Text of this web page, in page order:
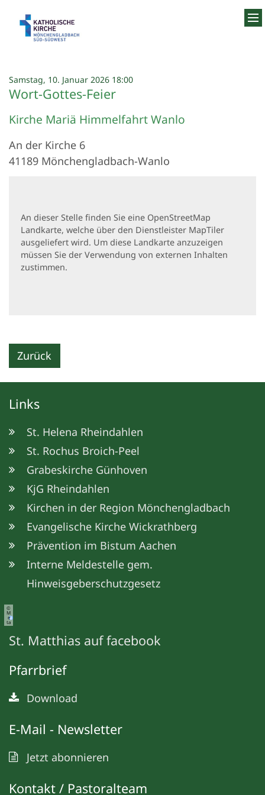
Samstag, 10. Januar 2026 18:00:
Wort-Gottes-Feier
Kirche Mariä Himmelfahrt Wanlo
An der Kirche 6
41189 Mönchengladbach-Wanlo
An dieser Stelle finden Sie eine OpenStreetMap
Landkarte, welche über den Dienstleister MapTiler
ausgeliefert wird. Um diese Landkarte anzuzeigen
müssen Sie der Verwendung von externen Inhalten
zustimmen.
Zurück
Links
St. Helena Rheindahlen
St. Rochus Broich-Peel
Grabeskirche Günhoven
KjG Rheindahlen
Kirchen in der Region Mönchengladbach
Evangelische Kirche Wickrathberg
Prävention im Bistum Aachen
Interne Meldestelle gem.
Hinweisgeberschutzgesetz
©
M
e
ta
St. Matthias auf facebook
Pfarrbrief
Download
E-Mail - Newsletter
Jetzt abonnieren
Kontakt / Pastoralteam